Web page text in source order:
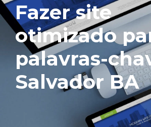
Fazer site
otimizado
palavras-
Salvador BA